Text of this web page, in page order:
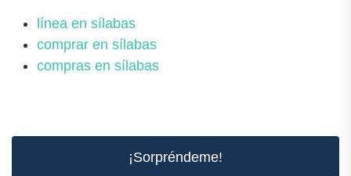
línea en sílabas
comprar en sílabas
compras en sílabas
¡Sorpréndeme!